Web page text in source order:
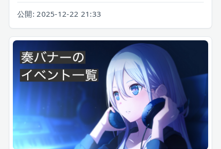
公開:2025-12-22 21:33